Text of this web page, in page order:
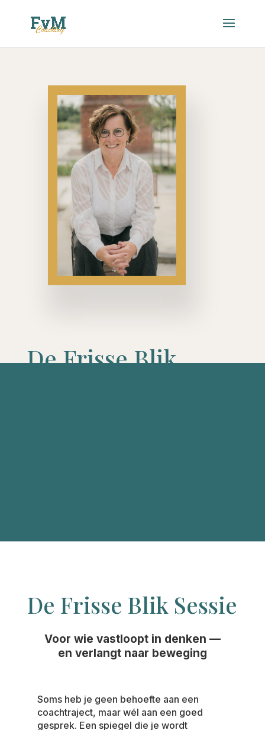
De Frisse Blik
De Frisse Blik Sessie
Voor wie vastloopt in denken —
en verlangt naar beweging
Soms heb je geen behoefte aan een
coachtraject, maar wél aan een goed
gesprek. Een spiegel die je wordt